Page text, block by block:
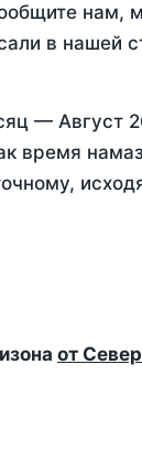
нам,
в нашей
— Август
время
от